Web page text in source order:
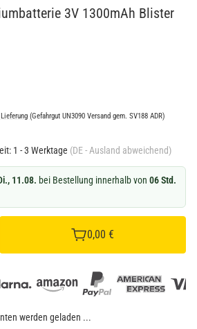
3V 1300mAh Blister
(Gefahrgut UN3090 Versand gem. SV188 ADR)
1 - 3 Werktage (DE - Ausland abweichend)
11.08. bei Bestellung innerhalb von 06 Std.
0,00 €
werden geladen ...